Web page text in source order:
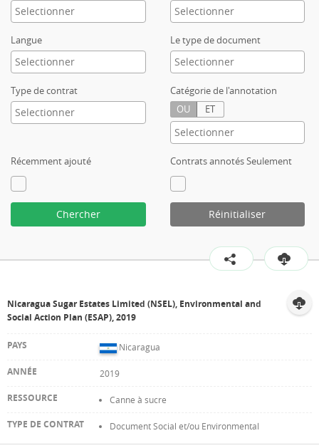
glossaire
FAQ
Langue Le type de document
Type de contrat
Catégorie de l'annotation
OU
ET
Récemment ajouté Contrats annotés Seulement
Chercher Réinitialiser
Nicaragua Sugar Estates Limited (NSEL), Environmental and
Social Action Plan (ESAP), 2019
Nicaragua
2019
Canne à sucre
Document Social et/ou Environmental